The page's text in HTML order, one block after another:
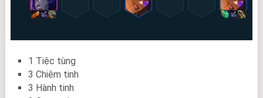
1 Tiệc tùng
3 Chiêm tinh
3 Hành tinh